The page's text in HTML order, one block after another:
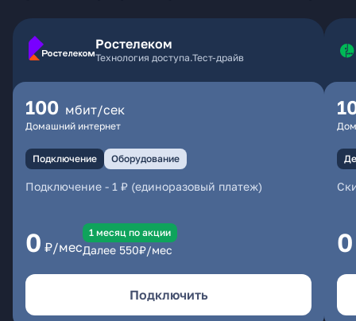
Ростелеком
Технология доступа.Тест-драйв
100 мбит/сек
Домашний интернет
Подключение Оборудование
Подключение - 1 ₽ (единоразовый платеж)
0 ₽/мес
1 месяц по акции
Далее 550₽/мес
Подключить
0